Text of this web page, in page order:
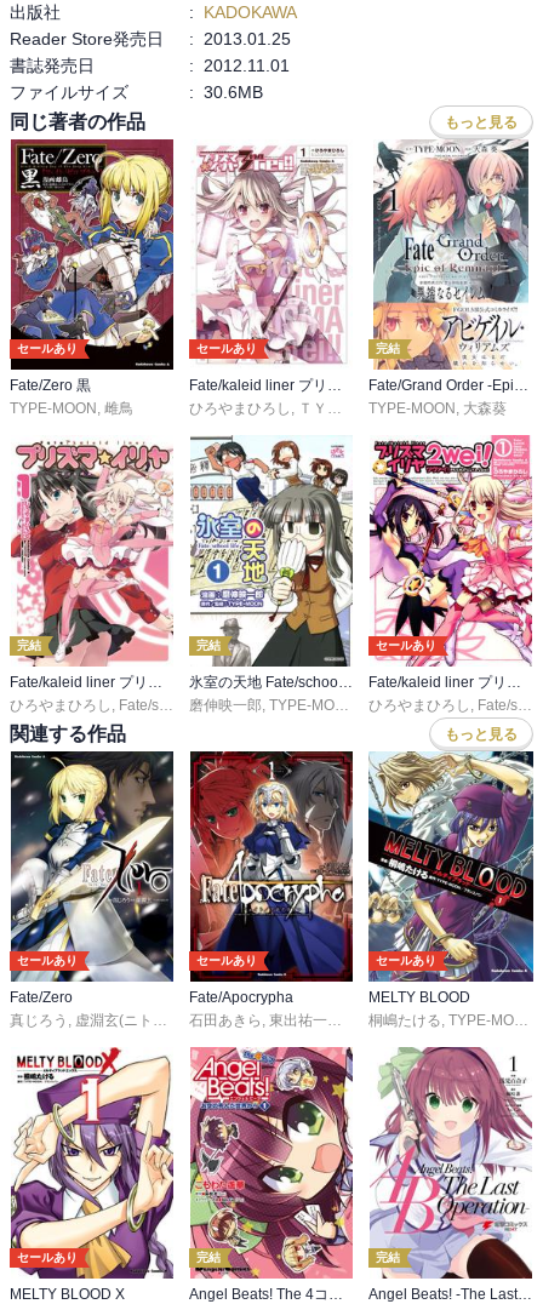
出版社
:
KADOKAWA
Reader Store発売日
:
2013.01.25
書誌発売日
:
2012.11.01
ファイルサイズ
: 30.6MB
同じ著者の作品 もっと見る
セールあり
Fate/Zero 黒
TYPE-MOON , 雌鳥
セールあり
Fate/kaleid liner プリズマ☆イリヤ ドライ!!
ひろやまひろし , ＴＹＰＥ－ＭＯＯＮ
完結
Fate/Grand Order -Epic of Remnant- 亜種特異点Ⅳ 禁忌降臨庭園 セイレム 異端なるセイレム
TYPE-MOON , 大森葵
完結
ひろやまひろし
Fate/staynight（TYPE-MOON） , TYPE-MOON
完結
磨伸映一郎 TYPE-MOON
セールあり
ひろやまひろし
Fate/staynight（TYPE-MOON）
関連する作品 もっと見る
セールあり
Fate/Zero
真じろう , 虚淵玄(ニトロプラス)/TYPE-MOON
セールあり
Fate/Apocrypha
石田あきら , 東出祐一郎 ＴＹＰＥ－ＭＯＯＮ,近衛乙
セールあり
MELTY BLOOD
桐嶋たける, TYPE-MOON/フランスパン
セールあり
MELTY BLOOD X
完結 完結
Angel Beats! -The Last Operation-